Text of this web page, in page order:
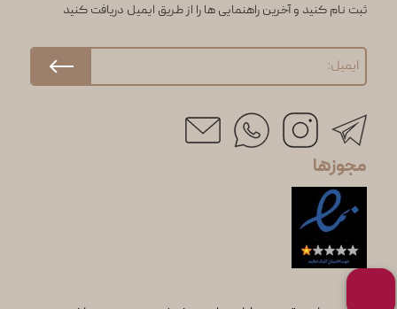
ثبت نام کنید و آخرین راهنمایی ها را از طریق ایمیل دریافت کنید
مجوزها